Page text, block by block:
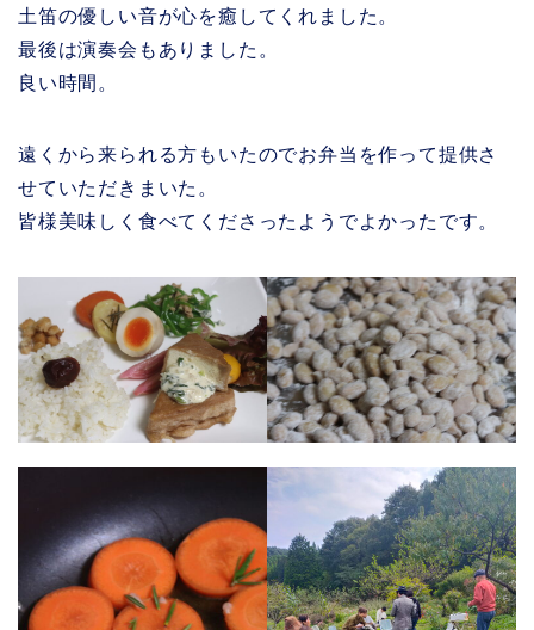
土笛の優しい音が心を癒してくれました。
最後は演奏会もありました。
良い時間。
遠くから来られる方もいたのでお弁当を作って提供さ
せていただきまいた。
皆様美味しく食べてくださったようでよかったです。